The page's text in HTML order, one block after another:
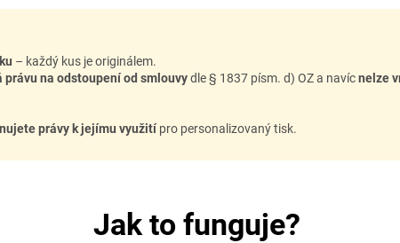
– každý kus je originálem.
právu na odstoupení od smlouvydle § 1837 písm. d) OZ a navícnelze
právy k jejímu využití pro personalizovaný tisk.
Jak to funguje?